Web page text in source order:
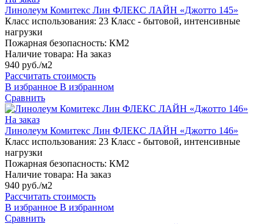
Линолеум Комитекс Лин ФЛЕКС ЛАЙН «Джотто 145»
Класс использования: 23 Класс - бытовой, интенсивные
нагрузки
Пожарная безопасность: КМ2
Наличие товара: На заказ
940 руб./м2
Рассчитать стоимость
В избранное В избранном
Сравнить
На заказ
Линолеум Комитекс Лин ФЛЕКС ЛАЙН «Джотто 146»
Класс использования: 23 Класс - бытовой, интенсивные
нагрузки
Пожарная безопасность: КМ2
Наличие товара: На заказ
940 руб./м2
Рассчитать стоимость
В избранное В избранном
Сравнить